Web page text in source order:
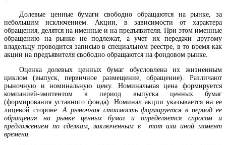
Долевые ценные бумаги свободно обращаются на рынке, за
небольшим исключением. Акции, в зависимости от характера
обращения, делятся на именные и на предъявителя. При этом именные
обращению на рынке не подлежат, а учет их передачи другому
владельцу проводится записью в специальном реестре, в то время как
акции на предъявителя свободно обращаются на фондовом рынке.
Оценка долевых ценных бумаг обусловлена их жизненным
циклом (выпуск, первичное размещение, обращение). Различают
рыночную и номинальную цену. Номинальная цена формируется
компанией-эмитентом в период выпуска ценных бумаг
(формирования уставного фонда). Номинал акции указывается на ее
лицевой стороне.А рыночная стоимость формируется в период ее
обращения на рынке ценных бумаг и определяется спросом и
предложением по сделкам, заключенным в тот или иной момент
времени.